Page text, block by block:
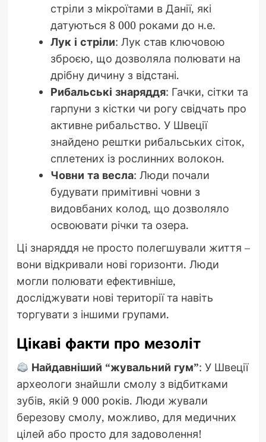
стріли з мікроїтами в Данії, які
датуються 8 000 роками до н.е.
Лук і стріли: Лук став ключовою
зброєю, що дозволяла полювати на
дрібну дичину з відстані.
Рибальські знаряддя: Гачки, сітки та
гарпуни з кістки чи рогу свідчать про
активне рибальство. У Швеції
знайдено рештки рибальських сіток,
сплетених із рослинних волокон.
Човни та весла: Люди почали
будувати примітивні човни з
видовбаних колод, що дозволяло
освоювати річки та озера.
Ці знаряддя не просто полегшували життя –
вони відкривали нові горизонти. Люди
могли полювати ефективніше,
досліджувати нові території та навіть
торгувати з іншими групами.
Цікаві факти про мезоліт
Найдавніший “жувальний гум”: У Швеції
археологи знайшли смолу з відбитками
зубів, якій 9 000 років. Люди жували
березову смолу, можливо, для медичних
цілей або просто для задоволення!